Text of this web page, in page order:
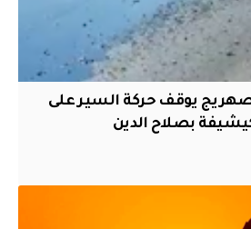
صهريج يوقف حركة السير على
بصلاح الدين